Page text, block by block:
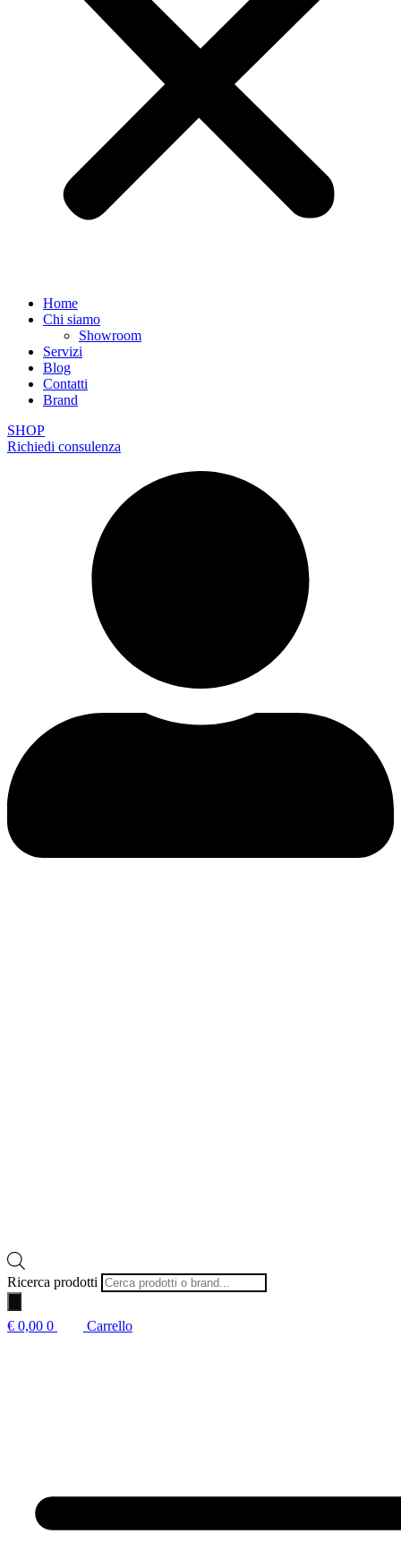
Home
Chi siamo
Showroom
Servizi
Blog
Contatti
Brand
SHOP
Richiedi consulenza
Ricerca prodotti
€ 0,00 0 Carrello